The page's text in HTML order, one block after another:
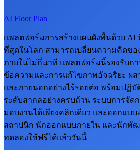
AI Floor Plan
แพลตฟอร์มการสร้างแผนผังพื้นด้วย AI
ที่สุดในโลก สามารถเปลี่ยนความคิดขอ
ภายในไม่กี่นาที แพลตฟอร์มนี้รองรับกา
ข้อความและการแก้ไขภาพอัจฉริยะ ผ
และภายนอกอย่างไร้รอยต่อ พร้อมปฏิ
ระดับสากลอย่างครบถ้วน ระบบการจัด
มอบงานได้เพียงคลิกเดียว และออกแบ
สถาปนิก นักออกแบบภายใน และนักพั
ทดลองใช้ฟรีได้แล้ววันนี้